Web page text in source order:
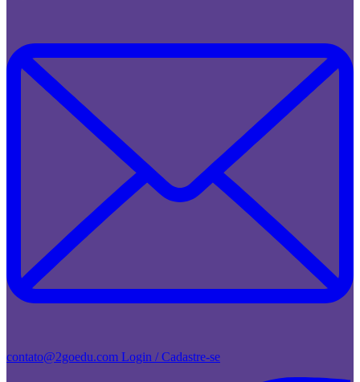
contato@2goedu.com Login / Cadastre-se